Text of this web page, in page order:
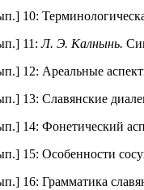
10:
11:Л. Э. Калнынь.
12: Ареальные
13: Славянские
14: Фонетический
15: Особенности
16: Грамматика